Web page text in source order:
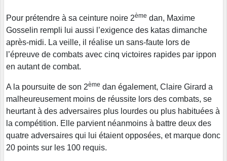
Pour prétendre à sa ceinture noire 2ème dan, Maxime
Gosselin rempli lui aussi l’exigence des katas dimanche
après-midi. La veille, il réalise un sans-faute lors de
l’épreuve de combats avec cinq victoires rapides par ippon
en autant de combat.
A la poursuite de son 2ème dan également, Claire Girard a
malheureusement moins de réussite lors des combats, se
heurtant à des adversaires plus lourdes ou plus habituées à
la compétition. Elle parvient néanmoins à battre deux des
quatre adversaires qui lui étaient opposées, et marque donc
20 points sur les 100 requis.